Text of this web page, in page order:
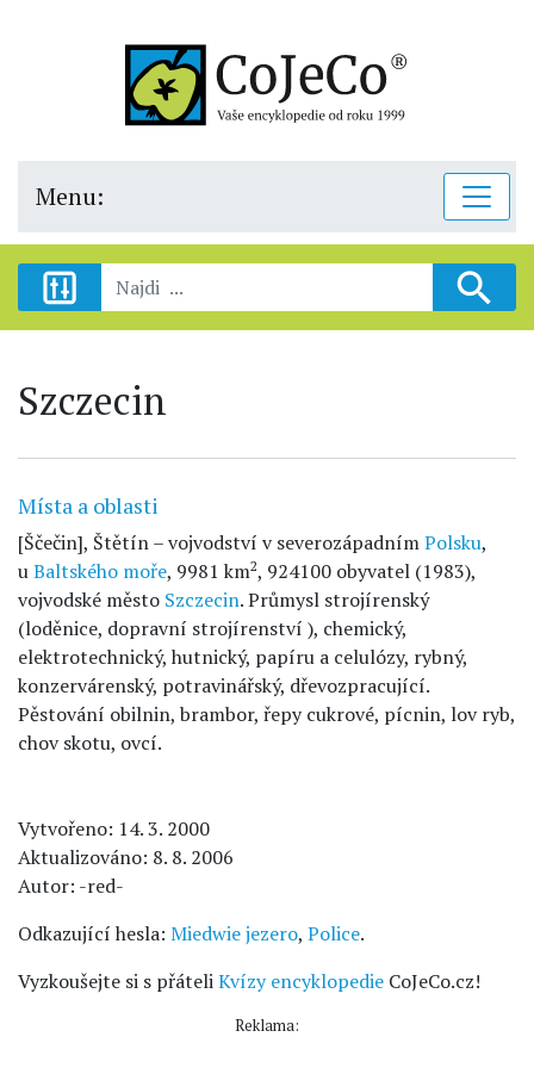
Menu:
Szczecin
Místa a oblasti
[Ščečin], Štětín – vojvodství v severozápadnímPolsku,
uBaltského moře, 9981 km2, 924100 obyvatel (1983),
vojvodské město Szczecin. Průmysl strojírenský
(loděnice, dopravní strojírenství ), chemický,
elektrotechnický, hutnický, papíru a celulózy, rybný,
konzervárenský, potravinářský, dřevozpracující.
Pěstování obilnin, brambor, řepy cukrové, pícnin, lov ryb,
chov skotu, ovcí.
Vytvořeno: 14. 3. 2000
Aktualizováno: 8. 8. 2006
Autor: -red-
Odkazující hesla: Miedwie jezero, Police.
Vyzkoušejte si s přáteliKvízy encyklopedie CoJeCo.cz!
Reklama: